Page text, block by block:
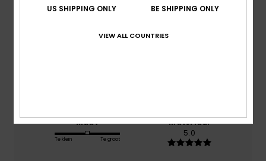
NaN
Maat
Te klein Te groot
Materiaal
5.0
US SHIPPING ONLY BE SHIPPING ONLY
VIEW ALL COUNTRIES